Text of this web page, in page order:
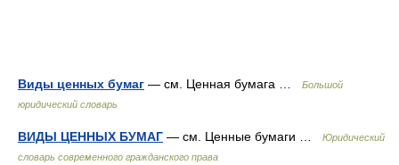
Виды ценных бумаг — см. Ценная бумага …
Большой
юридический словарь
ВИДЫ ЦЕННЫХ БУМАГ — см. Ценные бумаги …
Юридический
словарь современного гражданского права